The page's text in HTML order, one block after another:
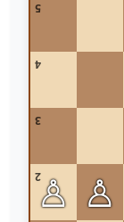
5
4
3
2♙ ♙